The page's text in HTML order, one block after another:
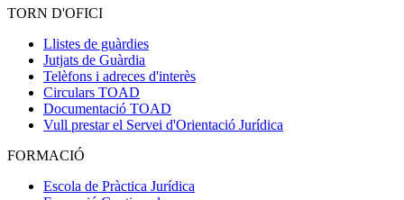
TORN D'OFICI
Llistes de guàrdies
Jutjats de Guàrdia
Telèfons i adreces d'interès
Circulars TOAD
Documentació TOAD
Vull prestar el Servei d'Orientació Jurídica
FORMACIÓ
Escola de Pràctica Jurídica